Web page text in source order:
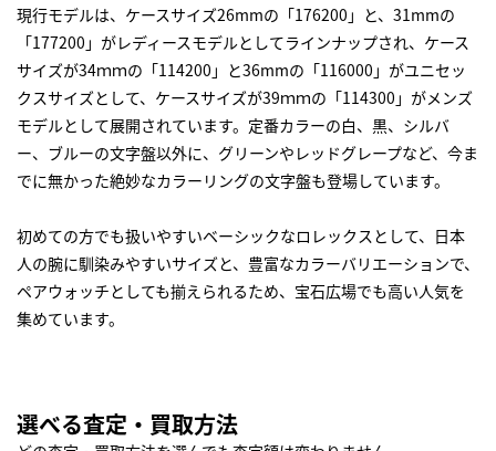
現行モデルは、ケースサイズ26mmの「176200」と、31mmの
「177200」がレディースモデルとしてラインナップされ、ケース
サイズが34ｍｍの「114200」と36mmの「116000」がユニセッ
クスサイズとして、ケースサイズが39ｍｍの「114300」がメンズ
モデルとして展開されています。定番カラーの白、黒、シルバ
ー、ブルーの文字盤以外に、グリーンやレッドグレープなど、今ま
でに無かった絶妙なカラーリングの文字盤も登場しています。
初めての方でも扱いやすいベーシックなロレックスとして、日本
人の腕に馴染みやすいサイズと、豊富なカラーバリエーションで、
ペアウォッチとしても揃えられるため、宝石広場でも高い人気を
集めています。
選べる査定・買取方法